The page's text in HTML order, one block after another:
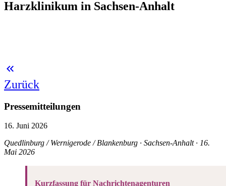
Harzklinikum in Sachsen-Anhalt
keyboard_double_arrow_left
Zurück
Pressemitteilungen
16. Juni 2026
Quedlinburg / Wernigerode / Blankenburg · Sachsen-Anhalt · 16.
Mai 2026
Kurzfassung für Nachrichtenagenturen